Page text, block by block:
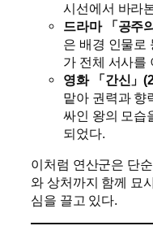
시선에서 바라
드라마 「공주
은 배경 인물로
가 전체 서사를
영화 「간신」
맡아 권력과 향
싸인 왕의 모습
되었다.
이처럼 연산군은 단
와 상처까지 함께 묘
심을 끌고 있다.